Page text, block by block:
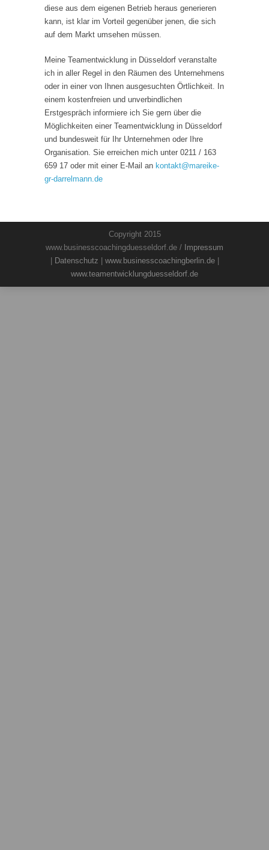
diese aus dem eigenen Betrieb heraus generieren
kann, ist klar im Vorteil gegenüber jenen, die sich
auf dem Markt umsehen müssen.
Meine Teamentwicklung in Düsseldorf veranstalte
ich in aller Regel in den Räumen des Unternehmens
oder in einer von Ihnen ausgesuchten Örtlichkeit. In
einem kostenfreien und unverbindlichen
Erstgespräch informiere ich Sie gern über die
Möglichkeiten einer Teamentwicklung in Düsseldorf
und bundesweit für Ihr Unternehmen oder Ihre
Organisation. Sie erreichen mich unter 0211 / 163
659 17 oder mit einer E-Mail an kontakt@mareike-
gr-darrelmann.de
Copyright 2015
www.businesscoachingduesseldorf.de / Impressum
Datenschutz www.businesscoachingberlin.de|
www.teamentwicklungduesseldorf.de